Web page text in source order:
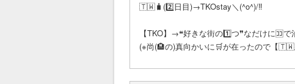
🇹🇼🧳(2️⃣日目)→TKOstay＼(^o^)/‼
【TKO】→❝好きな街の1️⃣つ❞なだけに🈁
(※尚(🏨の)真向かいに🛒が在ったので【